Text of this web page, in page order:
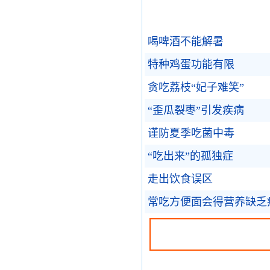
喝啤酒不能解暑
特种鸡蛋功能有限
贪吃荔枝“妃子难笑”
“歪瓜裂枣”引发疾病
谨防夏季吃菌中毒
“吃出来”的孤独症
走出饮食误区
常吃方便面会得营养缺乏